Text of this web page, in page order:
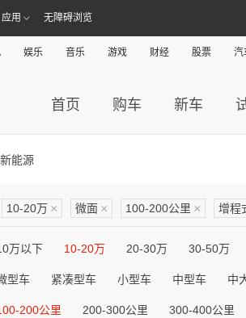
应用 无障碍浏览
娱乐 音乐 游戏 财经 股票 汽
首页 购车 新车
能源
10-20万 × 微面 × 100-200公里 × 增程
万以下 10-20万 20-30万 30-50万
型车 紧凑型车 小型车 中型车 中
200公里 200-300公里 300-400公里